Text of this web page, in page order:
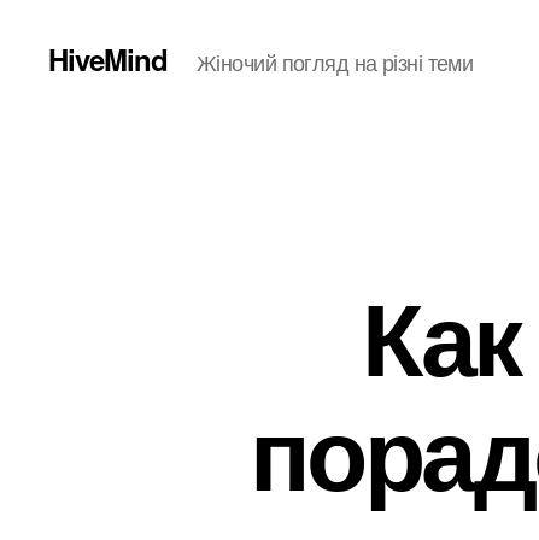
HiveMind Жіночий погляд на різні теми